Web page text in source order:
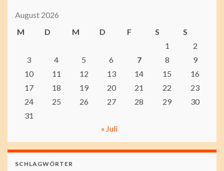
August 2026
M
D M D F S
S
1
2
3
4 5 6 7 8
9
10
11 12 13 14 15
16
17
18 19 20 21 22
23
24
25 26 27 28 29
30
31
« Juli
SCHLAGWÖRTER